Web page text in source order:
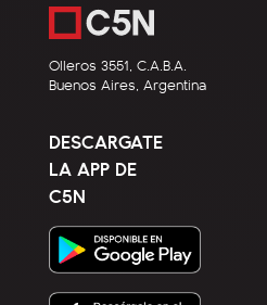
Olleros 3551, C.A.B.A.
Buenos Aires, Argentina
DESCARGATE
LA APP DE
C5N